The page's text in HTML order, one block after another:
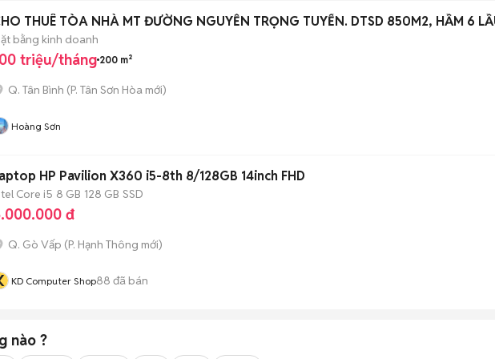
THUÊ TÒA NHÀ MT ĐƯỜNG NGUYỄN TRỌNG TUYỂN. DTSD 850M2, HẦM 6
bằng kinh doanh
triệu/tháng 200 m²
Q. Tân Bình (P. Tân Sơn Hòa mới)
Hoàng Sơn
HP Pavilion X360 i5-8th 8/128GB 14inch FHD
Core i5 8 GB 128 GB SSD
đ
Q. Gò Vấp (P. Hạnh Thông mới)
KD Computer Shop88 đã bán
nào ?